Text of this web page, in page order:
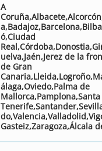
A
ó,Ciudad
uelva,Jaén,Jerez de la
de Gran
álaga,Oviedo,Palma de
Gasteiz,Zaragoza,Álcala